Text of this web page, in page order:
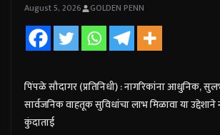
August 5, 2026 GOLDEN PENN
पिंपळे सौदागर (प्रतिनिधी) : नागरिकांना आधुनिक,
सार्वजनिक वाहतूक सुविधांचा लाभ मिळावा या
कुंदाताई